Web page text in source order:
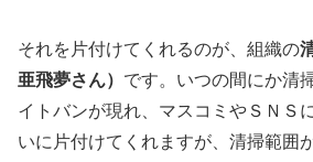
それを片付けてくれるのが、組織の
亜飛夢さん） です。いつの間にか清
イトバンが現れ、マスコミやＳＮＳ
いに片付けてくれますが、清掃範囲